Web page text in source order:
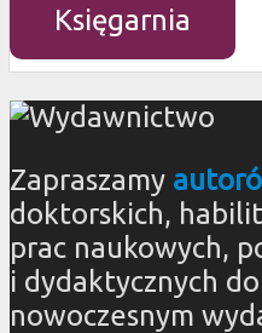
Księgarnia
Zapraszamy
doktorskich,
prac naukowych,
i dydaktycznych
nowoczesnym